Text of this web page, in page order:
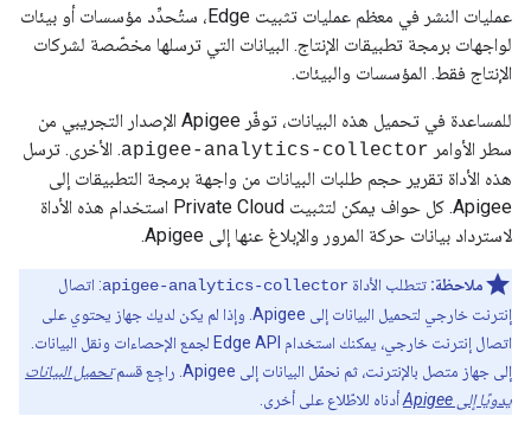
عمليات النشر في معظم عمليات تثبيت Edge، ستُحدِّد مؤسسات أو بيئات
لواجهات برمجة تطبيقات الإنتاج. البيانات التي ترسلها مخصّصة لشركات
الإنتاج فقط. المؤسسات والبيئات.
للمساعدة في تحميل هذه البيانات، توفّر Apigee الإصدار التجريبي من
سطر الأوامر apigee-analytics-collector. الأخرى. ترسل
هذه الأداة تقرير حجم طلبات البيانات من واجهة برمجة التطبيقات إلى
Apigee. كل حواف يمكن لتثبيت Private Cloud استخدام هذه الأداة
لاسترداد بيانات حركة المرور والإبلاغ عنها إلى Apigee.
ملاحظة: تتطلب الأداة apigee-analytics-collector: اتصال
إنترنت خارجي لتحميل البيانات إلى Apigee. وإذا لم يكن لديك جهاز يحتوي على
اتصال إنترنت خارجي، يمكنك استخدام Edge API لجمع الإحصاءات ونقل البيانات.
إلى جهاز متصل بالإنترنت، ثم نحمّل البيانات إلى Apigee. راجِع قسم
تحميل البيانات
يدويًا إلى Apigee
أدناه للاطّلاع على أخرى.